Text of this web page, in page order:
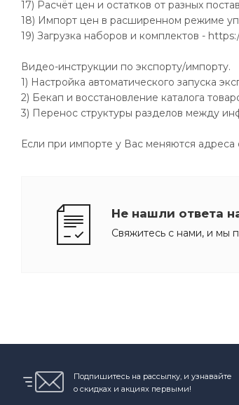
17) Расчёт цен и остатков от разных
18) Импорт цен в расширенном режиме
19) Загрузка наборов и комплектов -
Видео-инструкции по экспорту/импорту.
1) Настройка автоматического запуска
2) Бекап и восстановление каталога
3) Перенос структуры разделов между
Если при импорте у Вас меняются
Не нашли ответа
Свяжитесь с нами, и мы
Подпишитесь на рассылку, и узнавайте
о скидках и акциях первыми!